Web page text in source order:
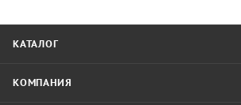
КАТАЛОГ
КОМПАНИЯ